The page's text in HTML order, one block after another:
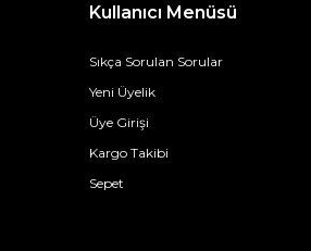
Kullanıcı Menüsü
Sıkça Sorulan Sorular
Yeni Üyelik
Üye Girişi
Kargo Takibi
Sepet